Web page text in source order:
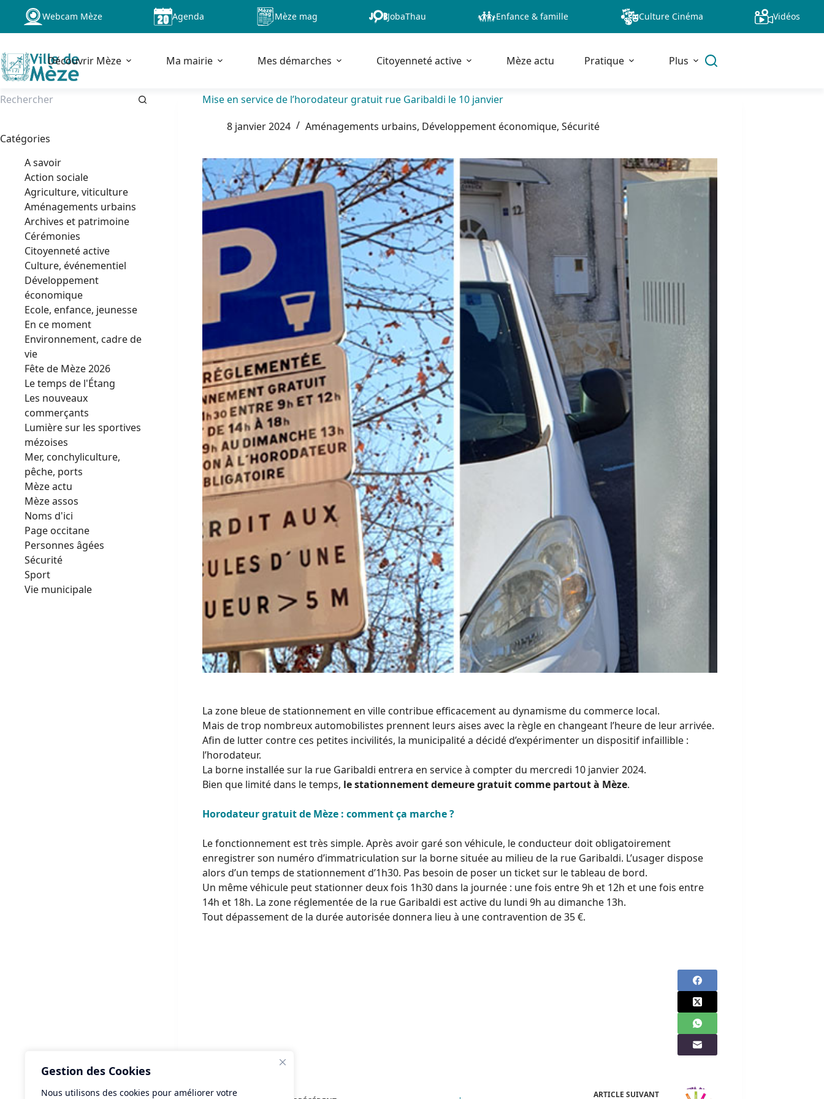
Gestion des Cookies
Nous utilisons des cookies pour améliorer votre
Passer
contenu
Webcam Mèze Agenda Mèze mag JobaThau Enfance & famille Culture Cinéma Vidéos
Découvrir Mèze Ma mairie Mes démarches Citoyenneté active Mèze actu Pratique Plus
Mise en service de l’horodateur gratuit rue Garibaldi le 10 janvier
8 janvier 2024
Aménagements urbains, Développement économique,Sécurité
La zone bleue de stationnement en ville contribue efficacement au dynamisme du commerce local.
Mais de trop nombreux automobilistes prennent leurs aises avec la règle en changeant l’heure de leur arrivée.
Afin de lutter contre ces petites incivilités, la municipalité a décidé d’expérimenter un dispositif infaillible :
l’horodateur.
La borne installée sur la rue Garibaldi entrera en service à compter du mercredi 10 janvier 2024.
Bien que limité dans le temps, le stationnement demeure gratuit comme partout à Mèze.
Horodateur gratuit de Mèze : comment ça marche ?
Le fonctionnement est très simple. Après avoir garé son véhicule, le conducteur doit obligatoirement
enregistrer son numéro d’immatriculation sur la borne située au milieu de la rue Garibaldi. L’usager dispose
alors d’un temps de stationnement d’1h30. Pas besoin de poser un ticket sur le tableau de bord.
Un même véhicule peut stationner deux fois 1h30 dans la journée : une fois entre 9h et 12h et une fois entre
14h et 18h. La zone réglementée de la rue Garibaldi est active du lundi 9h au dimanche 13h.
Tout dépassement de la durée autorisée donnera lieu à une contravention de 35 €.
ARTICLE SUIVANT
Catégories
A savoir
Action sociale
Agriculture, viticulture
Aménagements urbains
Archives et patrimoine
Cérémonies
Citoyenneté active
Culture, événementiel
Développement
économique
Ecole, enfance, jeunesse
En ce moment
Environnement, cadre de
vie
Fête de Mèze 2026
Le temps de l'Étang
Les nouveaux
commerçants
Lumière sur les sportives
mézoises
Mer, conchyliculture,
pêche, ports
Mèze actu
Mèze assos
Noms d'ici
Page occitane
Personnes âgées
Sécurité
Sport
Vie municipale